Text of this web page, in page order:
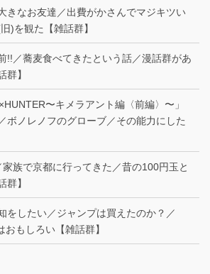
きなお友達／出費がかさんでマジキツい
)を観た【雑話群】
!!／蕎麦食べてきたという話／漫話群があ
群】
〜キメラアント編〈前編〉〜」
ボノレノフのグローブ／その能力にした
族で京都に行ってきた／昔の100円玉と
群】
をしたい／ジャンプは買えたのか？／
もしろい【雑話群】